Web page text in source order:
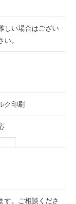
しい場合はござい
。
ク印刷
す。ご相談くださ